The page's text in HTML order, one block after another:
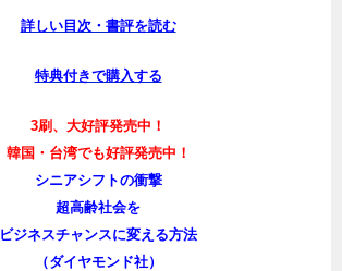
詳しい目次・書評を読む
特典付きで購入する
3刷、大好評発売中！
韓国・台湾でも好評発売中！
シニアシフトの衝撃
超高齢社会を
ビジネスチャンスに変える方法
（ダイヤモンド社）